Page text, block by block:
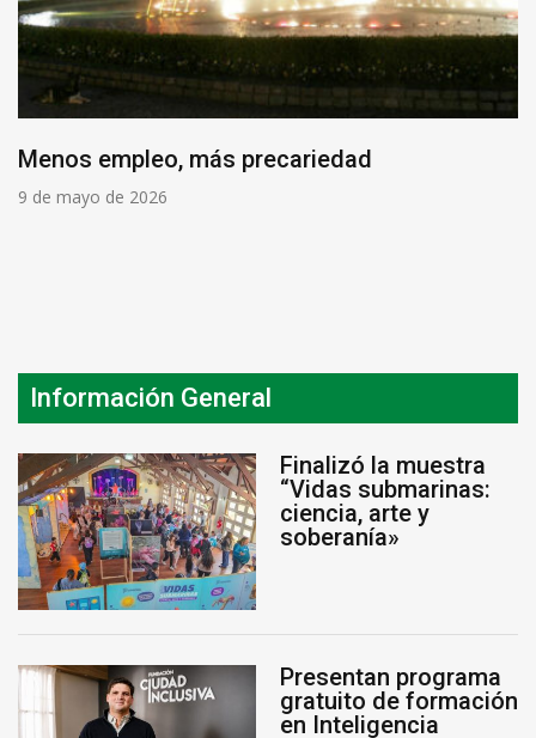
Menos empleo, más precariedad
9 de mayo de 2026
Información General
Finalizó la muestra
“Vidas submarinas:
ciencia, arte y
soberanía»
Presentan programa
gratuito de formación
en Inteligencia